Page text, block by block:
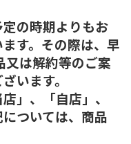
の時期よりもお
す。その際は、早
又は解約等のご案
います。
」、「自店」、
については、商品